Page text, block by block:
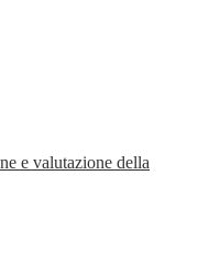
e valutazione della